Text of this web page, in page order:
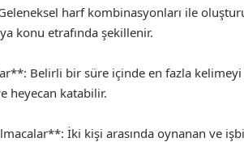
harf kombinasyonları ile
konu etrafında şekillenir.
Belirli bir süre içinde en fazla kelimeyi
heyecan katabilir.
İki kişi arasında oynanan ve